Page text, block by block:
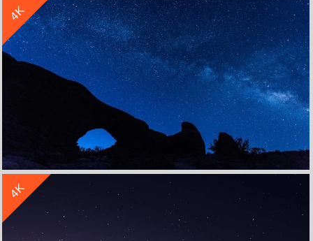
澳大利亚艾尔斯岩无月亮的夜晚星空风景4k壁纸
4K
银河系拱形山洞犹他州国家公园夜晚星空风景4k壁纸
4K
立 即 下 载
收 藏